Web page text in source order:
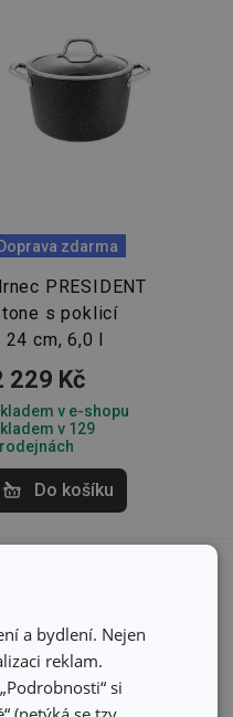
zdarma
PRESIDENT
s poklicí
24 cm, 6,0 l
229 Kč
v e-shopu
v 129
Do košíku
a bydlení. Nejen
reklam.
si